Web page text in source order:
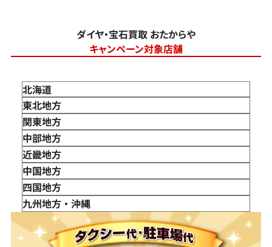
ダイヤ・宝石買取 おたからや
キャンペーン対象店舗
北海道
東北地方
青森県
岩手県
宮城県
秋田県
山形県
福島県
関東地方
東京都
神奈川県
埼玉県
千葉県
茨城県
栃木県
群馬県
中部地方
新潟県
富山県
石川県
山梨県
長野県
岐阜県
近畿地方
三重県
滋賀県
京都府
大阪府
兵庫県
中国地方
鳥取県
島根県
岡山県
広島県
四国地方
徳島県
香川県
愛媛県
九州地方・沖縄
福岡県
佐賀県